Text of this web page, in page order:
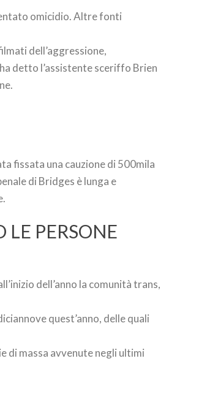
omicidio. Altre fonti
dell’aggressione,
detto l’assistente sceriffo Brien
fissata una cauzione di 500mila
di Bridges è lunga e
PERSONE
dell’anno la comunità trans,
quest’anno, delle quali
di massa avvenute negli ultimi